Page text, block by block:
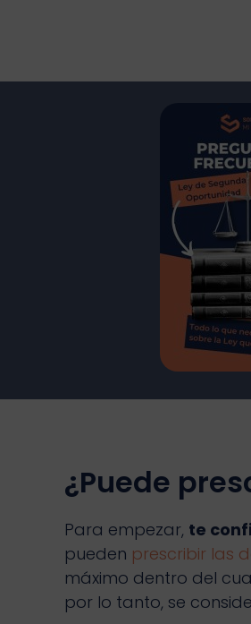
¿Puede
Para empezar, te
pueden prescribir las
máximo dentro del
por lo tanto, se